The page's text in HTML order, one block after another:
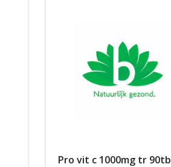
pro vit c 1000mg tr 90tb